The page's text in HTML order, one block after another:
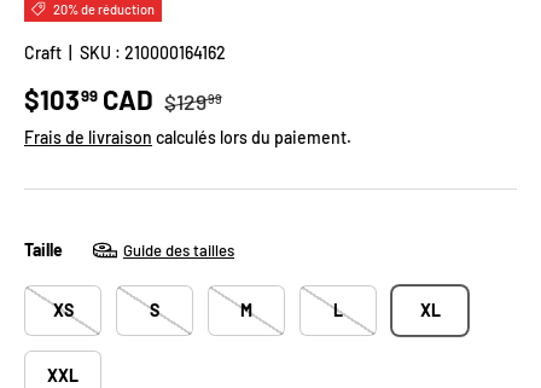
20% de réduction
Craft SKU : 210000164162
Prix soldé
$10399 CAD Prix habituel
$12999
Frais de livraison calculés lors du paiement.
Taille Guide des tailles
XS S M L XL
XXL